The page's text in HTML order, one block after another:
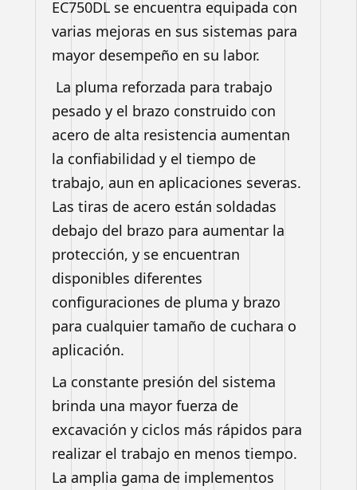
EC750DL se encuentra equipada con
varias mejoras en sus sistemas para
mayor desempeño en su labor.
La pluma reforzada para trabajo
pesado y el brazo construido con
acero de alta resistencia aumentan
la confiabilidad y el tiempo de
trabajo, aun en aplicaciones severas.
Las tiras de acero están soldadas
debajo del brazo para aumentar la
protección, y se encuentran
disponibles diferentes
configuraciones de pluma y brazo
para cualquier tamaño de cuchara o
aplicación.
La constante presión del sistema
brinda una mayor fuerza de
excavación y ciclos más rápidos para
realizar el trabajo en menos tiempo.
La amplia gama de implementos